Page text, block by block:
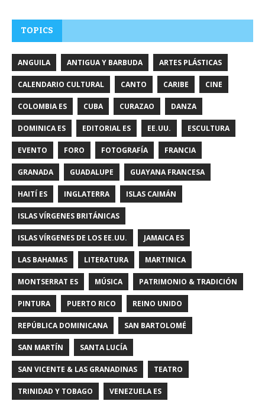
TOPICS
ANGUILA ANTIGUA Y BARBUDA ARTES PLÁSTICAS
CALENDARIO CULTURAL CANTO CARIBE CINE
COLOMBIA ES CUBA CURAZAO DANZA
DOMINICA ES EDITORIAL ES EE.UU. ESCULTURA
EVENTO FORO FOTOGRAFÍA FRANCIA
GRANADA GUADALUPE GUAYANA FRANCESA
HAITÍ ES INGLATERRA ISLAS CAIMÁN
ISLAS VÍRGENES BRITÁNICAS
ISLAS VÍRGENES DE LOS EE.UU. JAMAICA ES
LAS BAHAMAS LITERATURA MARTINICA
MONTSERRAT ES MÚSICA PATRIMONIO & TRADICIÓN
PINTURA PUERTO RICO REINO UNIDO
REPÚBLICA DOMINICANA SAN BARTOLOMÉ
SAN MARTÍN SANTA LUCÍA
SAN VICENTE & LAS GRANADINAS TEATRO
TRINIDAD Y TOBAGO VENEZUELA ES